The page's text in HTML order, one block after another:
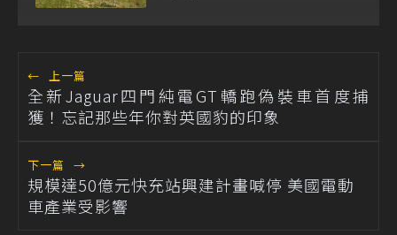
← 上一篇
全新Jaguar四門純電GT轎跑偽裝車首度捕
獲！忘記那些年你對英國豹的印象
下一篇 →
規模達50億元快充站興建計畫喊停 美國電動
車產業受影響